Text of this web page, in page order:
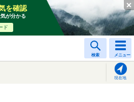
を確認
が分かる
ド
検索 メニュー
現在地